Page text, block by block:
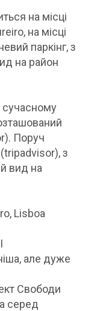
на місці
на місці
паркінг, з
на район
Поруч
з
вид на
Lisboa
але дуже
Свободи
серед